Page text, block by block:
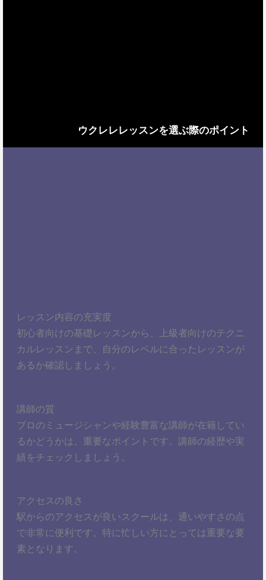
ウクレレレッスンを選ぶ際のポイント
レッスン内容の充実度
初心者向けの基礎レッスンから、上級者向けのテクニ
カルレッスンまで、自分のレベルに合ったレッスンが
あるか確認しましょう。
講師の質
プロのミュージシャンや経験豊富な講師が在籍してい
るかどうかは、重要なポイントです。講師の経歴や実
績をチェックしましょう。
アクセスの良さ
駅からのアクセスが良いスクールは、通いやすさの点
で非常に便利です。特に忙しい方にとっては重要な要
素となります。